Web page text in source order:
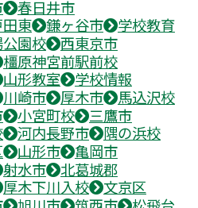
春日井市
東 鎌ヶ谷市
学校教育
園校
西東京市
橿原神宮前駅前校
山形教室
学校情報
川崎市 厚木市
馬込沢校
小宮町校
三鷹市
河内長野市
隅の浜校
山形市
亀岡市
射水市
北葛城郡
厚木下川入校
文京区